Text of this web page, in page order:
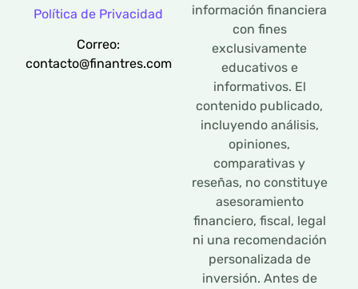
información financiera
con fines
exclusivamente
educativos e
informativos. El
contenido publicado,
incluyendo análisis,
opiniones,
comparativas y
reseñas, no constituye
asesoramiento
financiero, fiscal, legal
ni una recomendación
personalizada de
inversión. Antes de
Política de Privacidad
Correo:
contacto@finantres.com